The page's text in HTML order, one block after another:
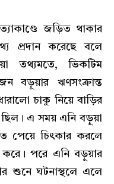
জড়িত থাকার
প্রদান করেছে বলে
তথ্যমতে, ভিকটিম
বড়ুয়ার ঋণসংক্রান্ত
চাকু নিয়ে বাড়ির
এ সময় এনি বড়ুয়া
পেয়ে চিৎকার করলে
পরে এনি বড়ুয়ার
শুনে ঘটনাস্থলে এলে